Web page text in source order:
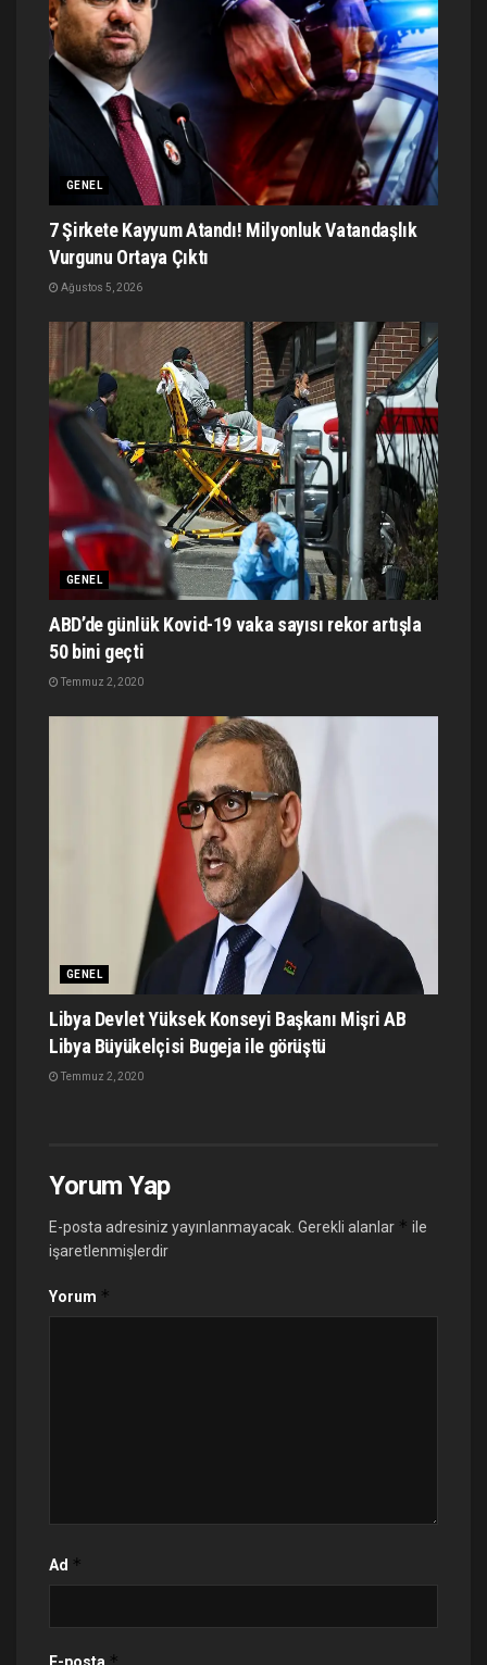
GENEL
7 Şirkete Kayyum Atandı! Milyonluk Vatandaşlık
Vurgunu Ortaya Çıktı
Ağustos 5, 2026
GENEL
ABD’de günlük Kovid-19 vaka sayısı rekor artışla
50 bini geçti
Temmuz 2, 2020
GENEL
Libya Devlet Yüksek Konseyi Başkanı Mişri AB
Libya Büyükelçisi Bugeja ile görüştü
Temmuz 2, 2020
Yorum Yap
E-posta adresiniz yayınlanmayacak. Gerekli alanlar * ile
işaretlenmişlerdir
Yorum *
Ad *
E-posta